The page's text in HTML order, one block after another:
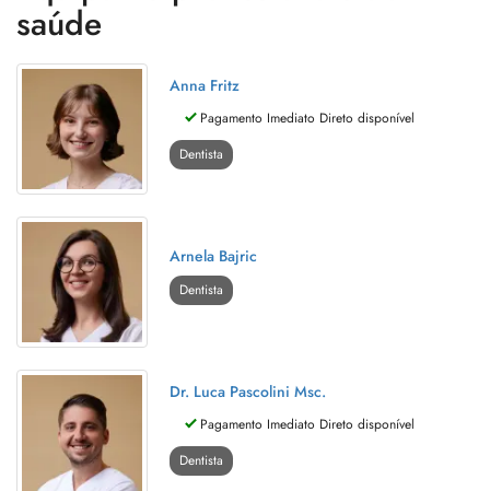
saúde
Anna Fritz
Pagamento Imediato Direto disponível
Dentista
Arnela Bajric
Dentista
Dr. Luca Pascolini Msc.
Pagamento Imediato Direto disponível
Dentista